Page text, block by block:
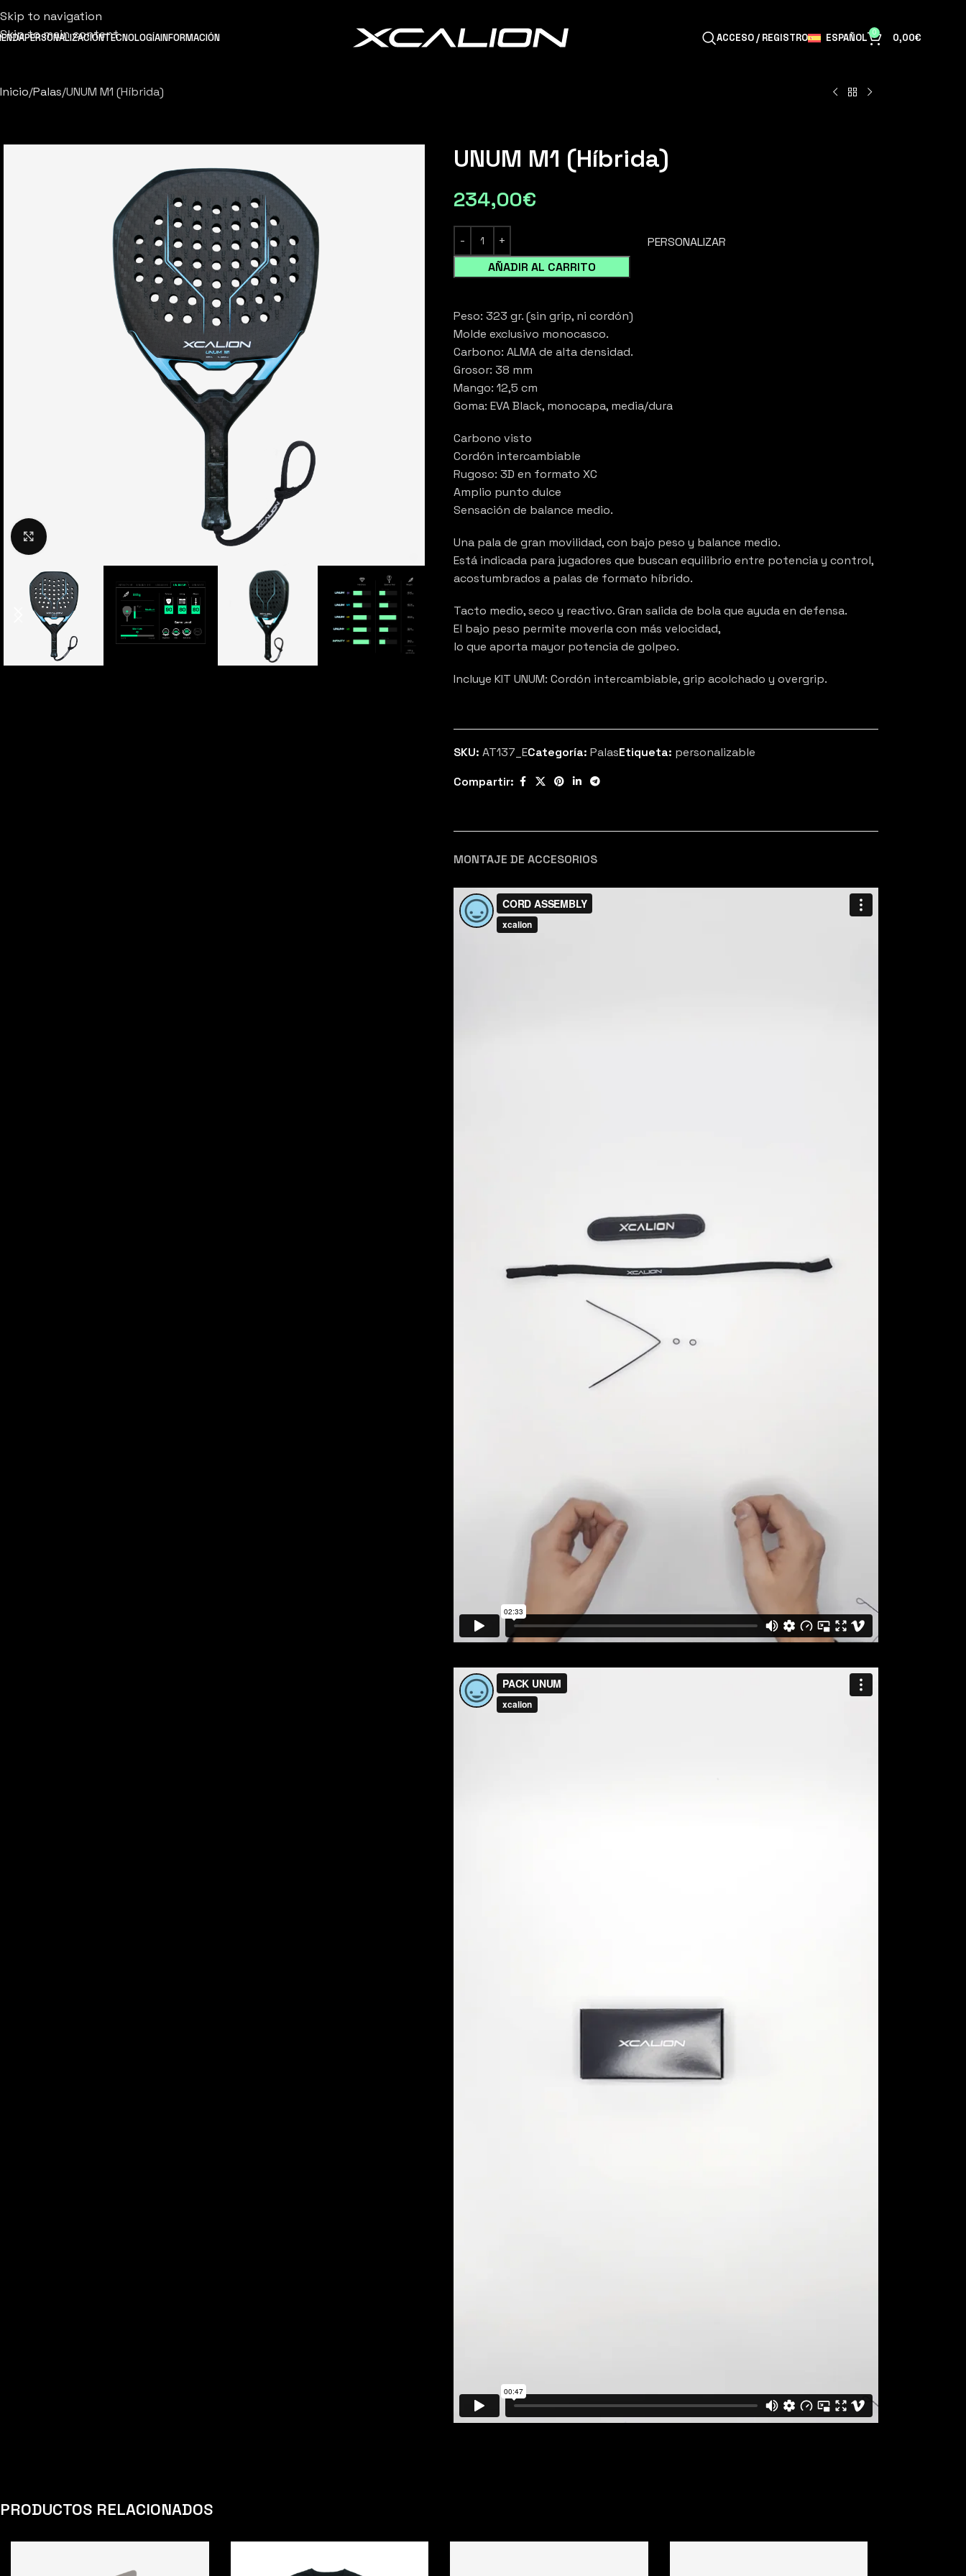
Skip to navigation
Skip to main content
PERSONALIZACIÓNTECNOLOGÍAINFORMACIÓN ACCESO / REGISTRO ESPAÑOL 0 0,00€
Inicio Palas UNUM M1 (Híbrida)
UNUM M1 (Híbrida)
234,00€
AÑADIR AL CARRITO
PERSONALIZAR
Peso: 323 gr. (sin grip, ni cordón)
Molde exclusivo monocasco.
Carbono: ALMA de alta densidad.
Grosor: 38 mm
Mango: 12,5 cm
Goma: EVA Black, monocapa, media/dura
Carbono visto
Cordón intercambiable
Rugoso: 3D en formato XC
Amplio punto dulce
Sensación de balance medio.
Una pala de gran movilidad, con bajo peso y balance medio.
Está indicada para jugadores que buscan equilibrio entre potencia y control,
acostumbrados a palas de formato híbrido.
Tacto medio, seco y reactivo. Gran salida de bola que ayuda en defensa.
El bajo peso permite moverla con más velocidad,
lo que aporta mayor potencia de golpeo.
Incluye KIT UNUM: Cordón intercambiable, grip acolchado y overgrip.
SKU: AT137_ECategoría: PalasEtiqueta: personalizable
Compartir:
MONTAJE DE ACCESORIOS
PRODUCTOS RELACIONADOS